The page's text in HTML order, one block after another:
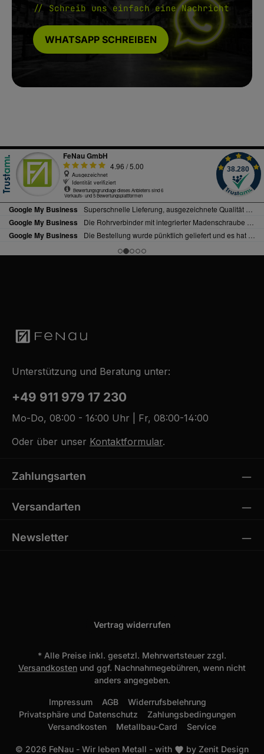
// Schreib uns einfach eine Nachricht
WHATSAPP SCHREIBEN
Unterstützung und Beratung unter:
+49 911 979 17 230
Mo-Do, 08:00 - 16:00 Uhr | Fr, 08:00-14:00
Oder über unser Kontaktformular.
Zahlungsarten
Versandarten
Newsletter
Vertrag widerrufen
* Alle Preise inkl. gesetzl. Mehrwertsteuer zzgl.
Versandkosten und ggf. Nachnahmegebühren, wenn nicht
anders angegeben.
© 2026 FeNau - Wir leben Metall - with by Zenit Design
Impressum AGB
Widerrufsbelehrung
Privatsphäre und Datenschutz
Zahlungsbedingungen
Versandkosten
Metallbau-Card Service